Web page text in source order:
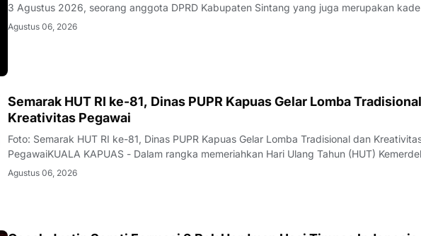
3 Agustus 2026, seorang anggota DPRD Kabupaten Sintang yang juga merupakan
Partai Golkar berinisial AI diamankan tim gabungan Polda Kalimantan Barat dalam
Agustus 06, 2026
Semarak HUT RI ke-81, Dinas PUPR Kapuas Gelar Lomba
Kreativitas Pegawai
Foto: Semarak HUT RI ke-81, Dinas PUPR Kapuas Gelar Lomba Tradisional dan
PegawaiKUALA KAPUAS - Dalam rangka memeriahkan Hari Ulang Tahun (HUT)
Republik Indonesia ke-81, Dinas Pekerjaan Umum dan Penataan Ruang (PUPR)
Agustus 06, 2026